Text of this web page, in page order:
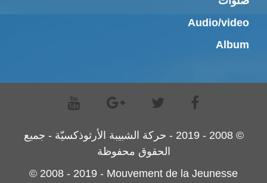
Audio/video
Album
© 2008 - 2019 - حركة الشبيبة الأرثوذكسيّة - جميع
الحقوق محفوظة
© 2008 - 2019 - Mouvement de la Jeunesse